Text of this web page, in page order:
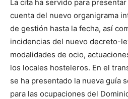
La cita ha servido para
cuenta del nuevo organigrama
de gestión hasta la fecha, así
incidencias del nuevo decreto-
modalidades de ocio,
los locales hosteleros. En el
se ha presentado la nueva guía
para las ocupaciones del